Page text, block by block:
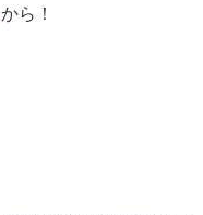
から！